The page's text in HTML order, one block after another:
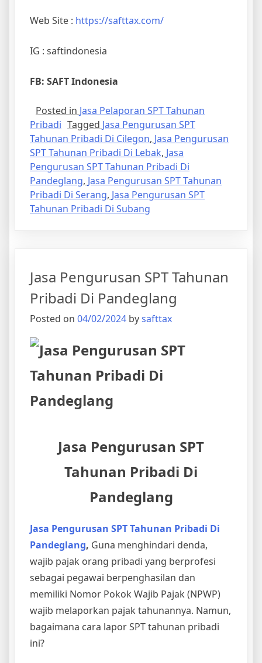
Web Site : https://safttax.com/
IG : saftindonesia
FB: SAFT Indonesia
Posted in Jasa Pelaporan SPT Tahunan
Pribadi Tagged Jasa Pengurusan SPT
Tahunan Pribadi Di Cilegon, Jasa Pengurusan
SPT Tahunan Pribadi Di Lebak, Jasa
Pengurusan SPT Tahunan Pribadi Di
Pandeglang, Jasa Pengurusan SPT Tahunan
Pribadi Di Serang, Jasa Pengurusan SPT
Tahunan Pribadi Di Subang
Jasa Pengurusan SPT Tahunan
Pribadi Di Pandeglang
Posted on 04/02/2024 bysafttax
Jasa Pengurusan SPT
Tahunan Pribadi Di
Pandeglang
Jasa Pengurusan SPT Tahunan Pribadi Di
Pandeglang, Guna menghindari denda,
wajib pajak orang pribadi yang berprofesi
sebagai pegawai berpenghasilan dan
memiliki Nomor Pokok Wajib Pajak (NPWP)
wajib melaporkan pajak tahunannya. Namun,
bagaimana cara lapor SPT tahunan pribadi
ini?